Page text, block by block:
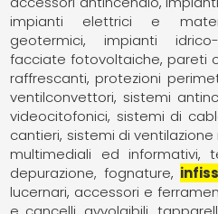
impianti elettrici e
geotermici
impianti idrico-
facciate fotovoltaiche pareti
raffrescanti protezioni
ventilconvettori sistemi
videocitofonici sistemi di
cantieri sistemi di
multimediali ed informativi
depurazione, fognature
lucernari accessori e